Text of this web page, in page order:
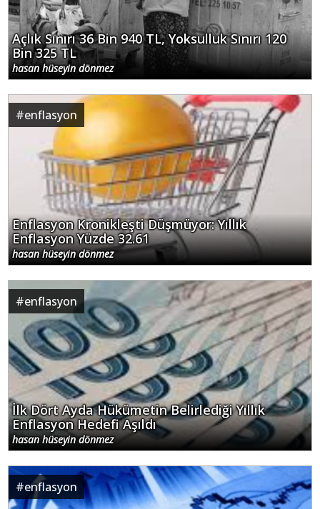
Açlık Sınırı 36 Bin 940 TL, Yoksulluk Sınırı 120
Bin 325 TL
hasan hüseyin dönmez
#enflasyon
Enflasyon Kronikleşti Düşmüyor: Yıllık
Enflasyon Yüzde 32.61
hasan hüseyin dönmez
#enflasyon
İlk Dört Ayda Hükümetin Belirlediği Yıllık
Enflasyon Hedefi Aşıldı
hasan hüseyin dönmez
#enflasyon